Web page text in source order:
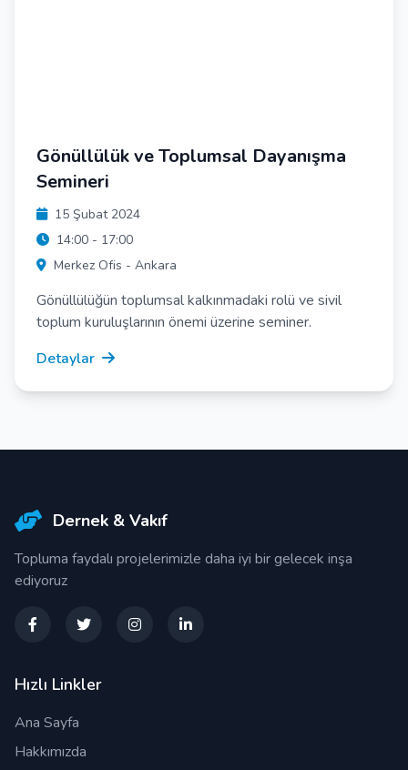
Gönüllülük ve Toplumsal Dayanışma
Semineri
15 Şubat 2024
14:00 - 17:00
Merkez Ofis - Ankara
Gönüllülüğün toplumsal kalkınmadaki rolü ve sivil
toplum kuruluşlarının önemi üzerine seminer.
Detaylar
Dernek & Vakıf
Topluma faydalı projelerimizle daha iyi bir gelecek inşa
ediyoruz
Hızlı Linkler
Ana Sayfa
Hakkımızda